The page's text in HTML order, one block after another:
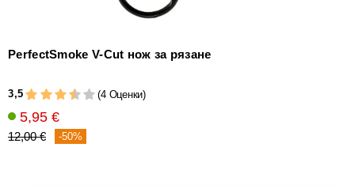
PerfectSmoke V-Cut нож за рязане
3,5 (4 Оценки)
5,95 €
12,00 € -50%